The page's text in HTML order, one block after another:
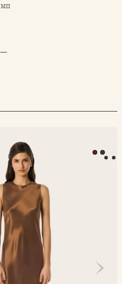
—